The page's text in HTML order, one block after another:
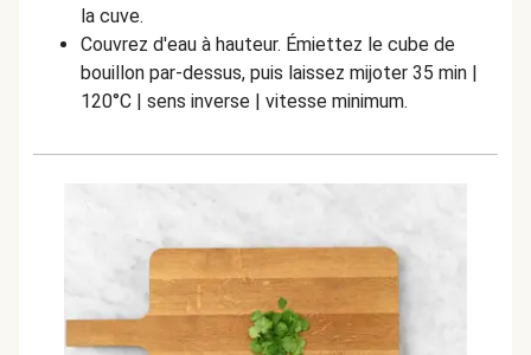
la cuve.
Couvrez d'eau à hauteur. Émiettez le cube de
bouillon par-dessus, puis laissez mijoter 35 min |
120°C | sens inverse | vitesse minimum.